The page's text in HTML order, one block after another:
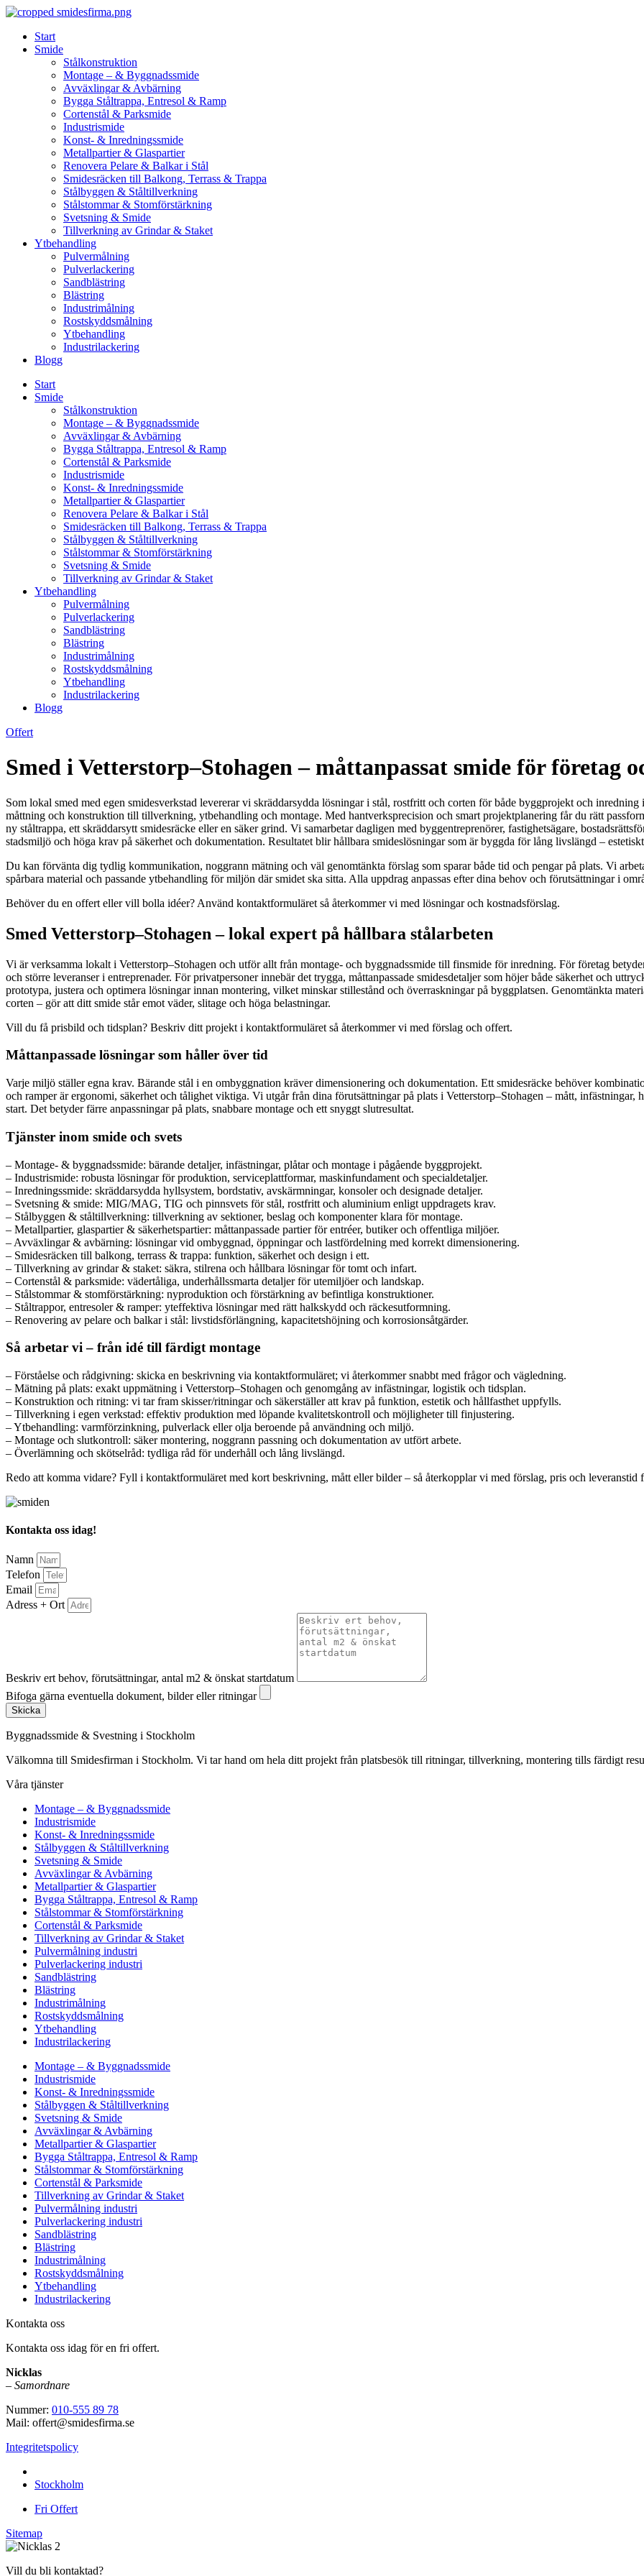
Skip
contentStart
Smide
Stålkonstruktion
Montage – & Byggnadssmide
Avväxlingar & Avbärning
Bygga Ståltrappa, Entresol & Ramp
Cortenstål & Parksmide
Industrismide
Konst- & Inredningssmide
Metallpartier & Glaspartier
Renovera Pelare & Balkar i Stål
Smidesräcken till Balkong, Terrass & Trappa
Stålbyggen & Ståltillverkning
Stålstommar & Stomförstärkning
Svetsning & Smide
Tillverkning av Grindar & Staket
Ytbehandling
Pulvermålning
Pulverlackering
Sandblästring
Blästring
Industrimålning
Rostskyddsmålning
Ytbehandling
Industrilackering
Blogg
Start
Smide
Stålkonstruktion
Montage – & Byggnadssmide
Avväxlingar & Avbärning
Bygga Ståltrappa, Entresol & Ramp
Cortenstål & Parksmide
Industrismide
Konst- & Inredningssmide
Metallpartier & Glaspartier
Renovera Pelare & Balkar i Stål
Smidesräcken till Balkong, Terrass & Trappa
Stålbyggen & Ståltillverkning
Stålstommar & Stomförstärkning
Svetsning & Smide
Tillverkning av Grindar & Staket
Ytbehandling
Pulvermålning
Pulverlackering
Sandblästring
Blästring
Industrimålning
Rostskyddsmålning
Ytbehandling
Industrilackering
Blogg
Offert
Smed i Vetterstorp–Stohagen – måttanpassat smide för företag
Som lokal smed med egen smidesverkstad levererar vi skräddarsydda lösningar i stål, rostfritt och corten för både byggprojekt och
måttning och konstruktion till tillverkning, ytbehandling och montage. Med hantverksprecision och smart projektplanering får du rätt
ny ståltrappa, ett skräddarsytt smidesräcke eller en säker grind. Vi samarbetar dagligen med byggentreprenörer, fastighetsägare,
stadsmiljö och höga krav på säkerhet och dokumentation. Resultatet blir hållbara smideslösningar som är byggda för lång livslängd –
Du kan förvänta dig tydlig kommunikation, noggrann mätning och väl genomtänkta förslag som sparar både tid och pengar på plats. Vi
spårbara material och passande ytbehandling för miljön där smidet ska sitta. Alla uppdrag anpassas efter dina behov och förutsättningar i
Behöver du en offert eller vill bolla idéer? Använd kontaktformuläret så återkommer vi med lösningar och kostnadsförslag.
Smed Vetterstorp–Stohagen – lokal expert på hållbara stålarbeten
Vi är verksamma lokalt i Vetterstorp–Stohagen och utför allt från montage- och byggnadssmide till finsmide för inredning. För företag
och större leveranser i entreprenader. För privatpersoner innebär det trygga, måttanpassade smidesdetaljer som höjer både säkerhet och
prototypa, justera och optimera lösningar innan montering, vilket minskar stillestånd och överraskningar på byggplatsen. Genomtänkta
corten – gör att ditt smide står emot väder, slitage och höga belastningar.
Vill du få prisbild och tidsplan? Beskriv ditt projekt i kontaktformuläret så återkommer vi med förslag och offert.
Måttanpassade lösningar som håller över tid
Varje miljö ställer egna krav. Bärande stål i en ombyggnation kräver dimensionering och dokumentation. Ett smidesräcke behöver
och ramper är ergonomi, säkerhet och tålighet viktiga. Vi utgår från dina förutsättningar på plats i Vetterstorp–Stohagen – mått,
start. Det betyder färre anpassningar på plats, snabbare montage och ett snyggt slutresultat.
Tjänster inom smide och svets
– Montage- & byggnadssmide: bärande detaljer, infästningar, plåtar och montage i pågående byggprojekt.
– Industrismide: robusta lösningar för produktion, serviceplattformar, maskinfundament och specialdetaljer.
– Inredningssmide: skräddarsydda hyllsystem, bordstativ, avskärmningar, konsoler och designade detaljer.
– Svetsning & smide: MIG/MAG, TIG och pinnsvets för stål, rostfritt och aluminium enligt uppdragets krav.
– Stålbyggen & ståltillverkning: tillverkning av sektioner, beslag och komponenter klara för montage.
– Metallpartier, glaspartier & säkerhetspartier: måttanpassade partier för entréer, butiker och offentliga miljöer.
– Avväxlingar & avbärning: lösningar vid ombyggnad, öppningar och lastfördelning med korrekt dimensionering.
– Smidesräcken till balkong, terrass & trappa: funktion, säkerhet och design i ett.
– Tillverkning av grindar & staket: säkra, stilrena och hållbara lösningar för tomt och infart.
– Cortenstål & parksmide: vädertåliga, underhållssmarta detaljer för utemiljöer och landskap.
– Stålstommar & stomförstärkning: nyproduktion och förstärkning av befintliga konstruktioner.
– Ståltrappor, entresoler & ramper: yteffektiva lösningar med rätt halkskydd och räckesutformning.
– Renovering av pelare och balkar i stål: livstidsförlängning, kapacitetshöjning och korrosionsåtgärder.
Så arbetar vi – från idé till färdigt montage
– Förståelse och rådgivning: skicka en beskrivning via kontaktformuläret; vi återkommer snabbt med frågor och vägledning.
– Mätning på plats: exakt uppmätning i Vetterstorp–Stohagen och genomgång av infästningar, logistik och tidsplan.
– Konstruktion och ritning: vi tar fram skisser/ritningar och säkerställer att krav på funktion, estetik och hållfasthet uppfylls.
– Tillverkning i egen verkstad: effektiv produktion med löpande kvalitetskontroll och möjligheter till finjustering.
– Ytbehandling: varmförzinkning, pulverlack eller olja beroende på användning och miljö.
– Montage och slutkontroll: säker montering, noggrann passning och dokumentation av utfört arbete.
– Överlämning och skötselråd: tydliga råd för underhåll och lång livslängd.
Redo att komma vidare? Fyll i kontaktformuläret med kort beskrivning, mått eller bilder – så återkopplar vi med förslag, pris och leveranstid
Kontakta oss idag!
Namn
Telefon
Email
Adress + Ort
Beskriv ert behov, förutsättningar, antal m2 & önskat startdatum
Bifoga gärna eventuella dokument, bilder eller ritningar
Skicka
Byggnadssmide & Svestning i Stockholm
Välkomna till Smidesfirman i Stockholm. Vi tar hand om hela ditt projekt från platsbesök till ritningar, tillverkning, montering tills färdigt
Våra tjänster
Montage – & Byggnadssmide
Industrismide
Konst- & Inredningssmide
Stålbyggen & Ståltillverkning
Svetsning & Smide
Avväxlingar & Avbärning
Metallpartier & Glaspartier
Bygga Ståltrappa, Entresol & Ramp
Stålstommar & Stomförstärkning
Cortenstål & Parksmide
Tillverkning av Grindar & Staket
Pulvermålning industri
Pulverlackering industri
Sandblästring
Blästring
Industrimålning
Rostskyddsmålning
Ytbehandling
Industrilackering
Montage – & Byggnadssmide
Industrismide
Konst- & Inredningssmide
Stålbyggen & Ståltillverkning
Svetsning & Smide
Avväxlingar & Avbärning
Metallpartier & Glaspartier
Bygga Ståltrappa, Entresol & Ramp
Stålstommar & Stomförstärkning
Cortenstål & Parksmide
Tillverkning av Grindar & Staket
Pulvermålning industri
Pulverlackering industri
Sandblästring
Blästring
Industrimålning
Rostskyddsmålning
Ytbehandling
Industrilackering
Kontakta oss
Kontakta oss idag för en fri offert.
Nicklas
– Samordnare
Nummer: 010-555 89 78
Mail: offert@smidesfirma.se
Integritetspolicy
Stockholm
Fri Offert
Sitemap
Vill du bli kontaktad?